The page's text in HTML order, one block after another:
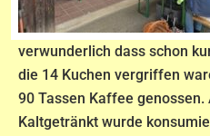
verwunderlich dass schon
die 14 Kuchen vergriffen
90 Tassen Kaffee
Kaltgetränkt wurde